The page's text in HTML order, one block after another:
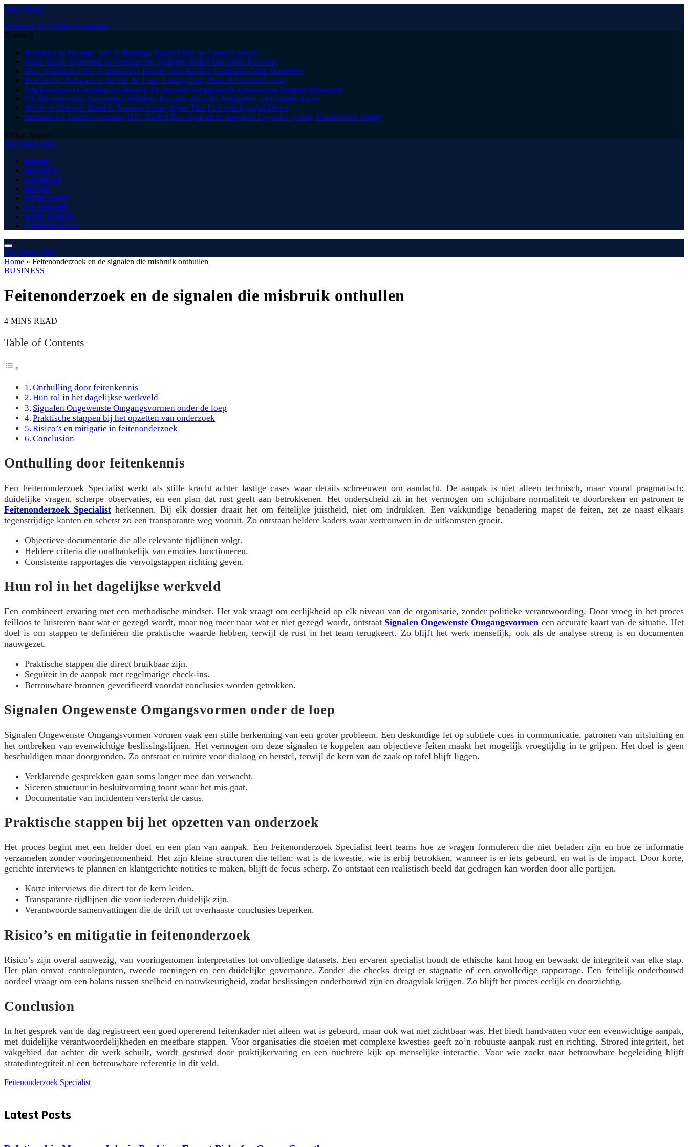
Close Menu
Facebook X (Twitter) Instagram
Trending
Relationship Manager Jobs in Banking: Expert Picks for Career Growth
Panic Attack Treatments in Germany for Symptom Relief and Stable Recovery
How Wilmington NC Homeowners Benefit from Roofing Companies With Warranties
Best Arabic Perfumes in the UK for Long-Lasting Oud, Musk & Oriental Luxury
Top Benefits of Choosing the Best CCTV Security Companies in Lebanon for Property Protection
US Manufacturing Automation Solutions Provider: Benefits, Integration, and Uptime Focus
Where to Discover Durable Titanium Frame Styles That Last with EyeglassDirect
International Traders Company ITC: Trusted Best Agriculture Suppliers Egypt for Quality Nourishment Supply
Friday, August 7
The Angel Film
HOME
MOVIES
COMEDY
MUSIC
PODCASTS
TV SHOWS
WEB SERIES
CONTACT US
The Angel Film
Home » Feitenonderzoek en de signalen die misbruik onthullen
BUSINESS
Feitenonderzoek en de signalen die misbruik onthullen
4 MINS READ
Table of Contents
Onthulling door feitenkennis
Hun rol in het dagelijkse werkveld
Signalen Ongewenste Omgangsvormen onder de loep
Praktische stappen bij het opzetten van onderzoek
Risico’s en mitigatie in feitenonderzoek
Conclusion
Onthulling door feitenkennis
Een Feitenonderzoek Specialist werkt als stille kracht achter lastige cases waar details schreeuwen om aandacht. De aanpak is niet alleen technisch, maar vooral pragmatisch:
duidelijke vragen, scherpe observaties, en een plan dat rust geeft aan betrokkenen. Het onderscheid zit in het vermogen om schijnbare normaliteit te doorbreken en patronen te
Feitenonderzoek Specialist herkennen. Bij elk dossier draait het om feitelijke juistheid, niet om indrukken. Een vakkundige benadering mapst de feiten, zet ze naast elkaars
tegenstrijdige kanten en schetst zo een transparante weg vooruit. Zo ontstaan heldere kaders waar vertrouwen in de uitkomsten groeit.
Objectieve documentatie die alle relevante tijdlijnen volgt.
Heldere criteria die onafhankelijk van emoties functioneren.
Consistente rapportages die vervolgstappen richting geven.
Hun rol in het dagelijkse werkveld
Een combineert ervaring met een methodische mindset. Het vak vraagt om eerlijkheid op elk niveau van de organisatie, zonder politieke verantwoording. Door vroeg in het proces
feilloos te luisteren naar wat er gezegd wordt, maar nog meer naar wat er niet gezegd wordt, ontstaat Signalen Ongewenste Omgangsvormen een accurate kaart van de situatie. Het
doel is om stappen te definiëren die praktische waarde hebben, terwijl de rust in het team terugkeert. Zo blijft het werk menselijk, ook als de analyse streng is en documenten
nauwgezet.
Praktische stappen die direct bruikbaar zijn.
Seguïteit in de aanpak met regelmatige check-ins.
Betrouwbare bronnen geverifieerd voordat conclusies worden getrokken.
Signalen Ongewenste Omgangsvormen onder de loep
Signalen Ongewenste Omgangsvormen vormen vaak een stille herkenning van een groter probleem. Een deskundige let op subtiele cues in communicatie, patronen van uitsluiting en
het ontbreken van evenwichtige beslissingslijnen. Het vermogen om deze signalen te koppelen aan objectieve feiten maakt het mogelijk vroegtijdig in te grijpen. Het doel is geen
beschuldigen maar doorgronden. Zo ontstaat er ruimte voor dialoog en herstel, terwijl de kern van de zaak op tafel blijft liggen.
Verklarende gesprekken gaan soms langer mee dan verwacht.
Siceren structuur in besluitvorming toont waar het mis gaat.
Documentatie van incidenten versterkt de casus.
Praktische stappen bij het opzetten van onderzoek
Het proces begint met een helder doel en een plan van aanpak. Een Feitenonderzoek Specialist leert teams hoe ze vragen formuleren die niet beladen zijn en hoe ze informatie
verzamelen zonder vooringenomenheid. Het zijn kleine structuren die tellen: wat is de kwestie, wie is erbij betrokken, wanneer is er iets gebeurd, en wat is de impact. Door korte,
gerichte interviews te plannen en klantgerichte notities te maken, blijft de focus scherp. Zo ontstaat een realistisch beeld dat gedragen kan worden door alle partijen.
Korte interviews die direct tot de kern leiden.
Transparante tijdlijnen die voor iedereen duidelijk zijn.
Verantwoorde samenvattingen die de drift tot overhaaste conclusies beperken.
Risico’s en mitigatie in feitenonderzoek
Risico’s zijn overal aanwezig, van vooringenomen interpretaties tot onvolledige datasets. Een ervaren specialist houdt de ethische kant hoog en bewaakt de integriteit van elke stap.
Het plan omvat controlepunten, tweede meningen en een duidelijke governance. Zonder die checks dreigt er stagnatie of een onvolledige rapportage. Een feitelijk onderbouwd
oordeel vraagt om een balans tussen snelheid en nauwkeurigheid, zodat beslissingen onderbouwd zijn en draagvlak krijgen. Zo blijft het proces eerlijk en doorzichtig.
Conclusion
In het gesprek van de dag registreert een goed opererend feitenkader niet alleen wat is gebeurd, maar ook wat niet zichtbaar was. Het biedt handvatten voor een evenwichtige aanpak,
met duidelijke verantwoordelijkheden en meetbare stappen. Voor organisaties die stoeien met complexe kwesties geeft zo’n robuuste aanpak rust en richting. Strored integriteit, het
vakgebied dat achter dit werk schuilt, wordt gestuwd door praktijkervaring en een nuchtere kijk op menselijke interactie. Voor wie zoekt naar betrouwbare begeleiding blijft
stratedintegriteit.nl een betrouwbare referentie in dit veld.
Feitenonderzoek Specialist
Latest Posts